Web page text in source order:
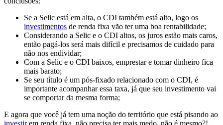
Se a Selic está em alta, o CDI também está alto, logo os
investimentos de renda fixa vão ter uma boa rentabilidade;
Considerando a Selic e o CDI altos, os juros estão mais caros,
então pagá-los será mais difícil e precisamos de cuidado para
não nos endividar;
Com a Selic e o CDI baixos, emprestar e tomar dinheiro fica
mais barato;
Se seu título é um pós-fixado relacionado com o CDI, é
importante acompanhar essa taxa, já que seu investimento vai
se comportar da mesma forma;
E agora que você já tem uma noção do território que está pisando ao
investirem renda fixa, não precisa ter mais medo, não é mesmo?!